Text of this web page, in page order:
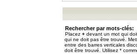
Rechercher par mots-clés:
Placez + devant un mot qui
qui ne doit pas être trouvé.
entre des barres verticales
doit être trouvé. Utilisez *